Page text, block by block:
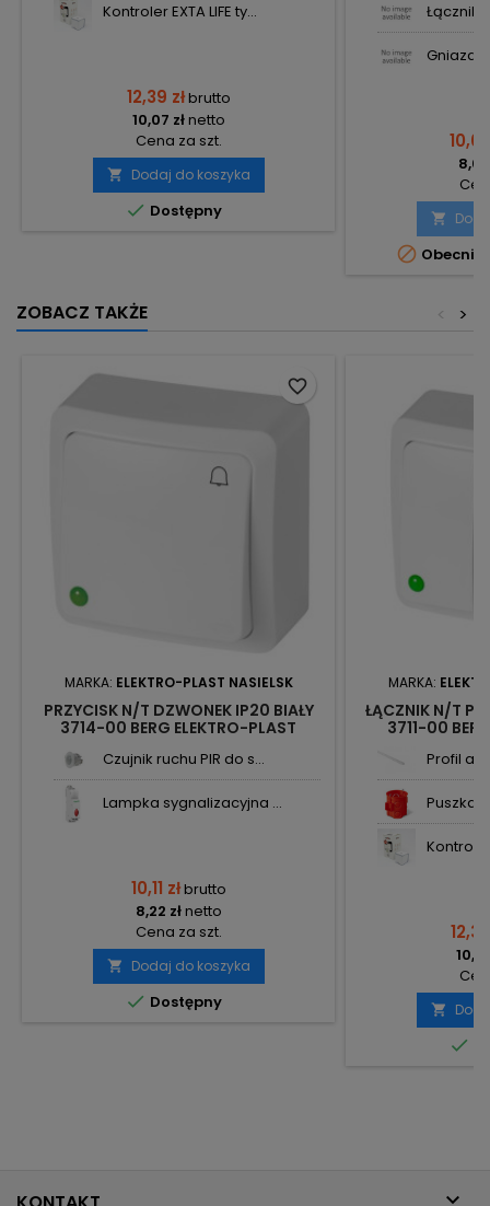
Kontroler EXTA LIFE ty...
12,39 złbrutto
10,07 złnetto
Cena za szt.
 Dodaj do koszyka
 Dostępny
Łącznik


ZOBACZ TAKŻE >
<
MARKA: ELEKTRO-PLAST NASIELSK
PRZYCISK N/T DZWONEK IP20 BIAŁY
3714-00 BERG ELEKTRO-PLAST
Czujnik ruchu PIR do s...
Lampka sygnalizacyjna ...
10,11 złbrutto
8,22 złnetto
Cena za szt.
 Dodaj do koszyka
 Dostępny
favorite_border
MARKA:
ŁĄCZNIK N/T
3711-00
Profil
Puszka
Kontroler


